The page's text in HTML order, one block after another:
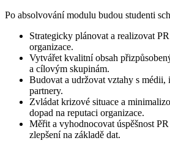
Po absolvování modulu budou studenti
Strategicky plánovat a realizovat
organizace.
Vytvářet kvalitní obsah
a cílovým skupinám.
Budovat a udržovat vztahy s
partnery.
Zvládat krizové situace a
dopad na reputaci organizace.
Měřit a vyhodnocovat úspěšnost
zlepšení na základě dat.